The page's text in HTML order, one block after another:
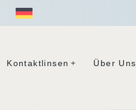
Kontaktlinsen Über Uns